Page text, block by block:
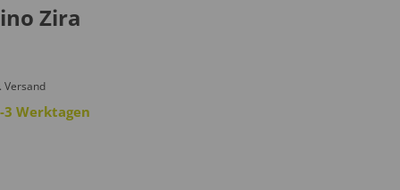
Zira
Versand
Werktagen